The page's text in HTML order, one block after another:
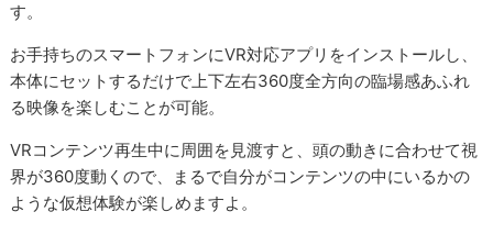
す。
お手持ちのスマートフォンにVR対応アプリをインストールし、
本体にセットするだけで上下左右360度全方向の臨場感あふれ
る映像を楽しむことが可能。
VRコンテンツ再生中に周囲を見渡すと、頭の動きに合わせて視
界が360度動くので、まるで自分がコンテンツの中にいるかの
ような仮想体験が楽しめますよ。